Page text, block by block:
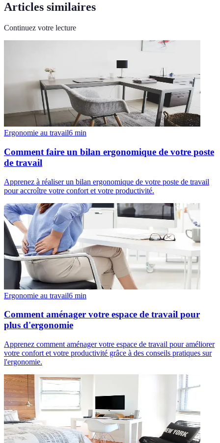
Articles similaires
Continuez votre lecture
Ergonomie au travail6 min
Comment faire un bilan ergonomique de votre poste
de travail
Apprenez à réaliser un bilan ergonomique de votre poste de travail
pour accroître votre confort et votre productivité.
Ergonomie au travail6 min
Comment aménager votre espace de travail pour
plus d'ergonomie
Apprenez comment aménager votre espace de travail pour améliorer
votre confort et votre productivité grâce à des conseils pratiques sur
l'ergonomie.